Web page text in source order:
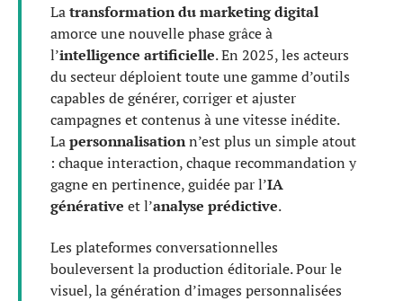
Latransformation du marketing digital
amorce une nouvelle phase grâce à
l’intelligence artificielle. En 2025, les acteurs
du secteur déploient toute une gamme d’outils
capables de générer, corriger et ajuster
campagnes et contenus à une vitesse inédite.
Lapersonnalisationn’est plus un simple atout
: chaque interaction, chaque recommandation y
gagne en pertinence, guidée par l’IA
générative et l’analyse prédictive.
Les plateformes conversationnelles
bouleversent la production éditoriale. Pour le
visuel, la génération d’images personnalisées